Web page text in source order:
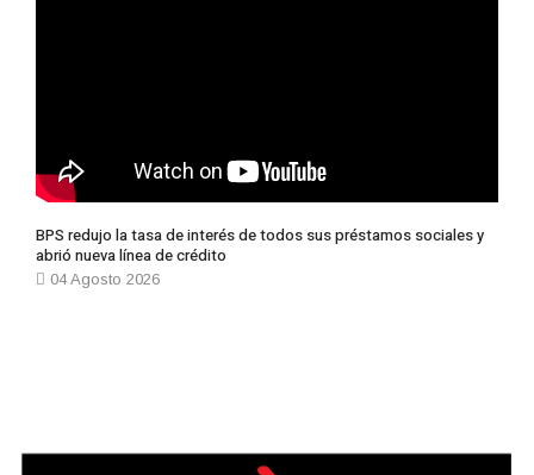
BPS redujo la tasa de interés de todos sus préstamos sociales y
abrió nueva línea de crédito
04 Agosto 2026